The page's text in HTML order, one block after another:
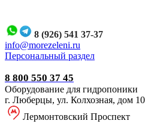
8 (926) 541 37-37
info@morezeleni.ru
Персональный раздел
8 800 550 37 45
Оборудование для гидропоники
г. Люберцы, ул. Колхозная, дом 10
Лермонтовский Проспект